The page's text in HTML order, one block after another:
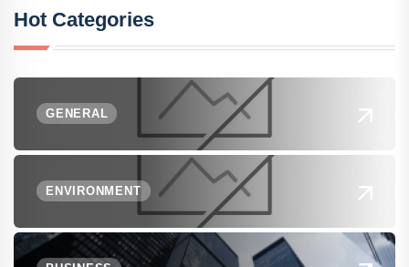
Hot Categories
GENERAL
ENVIRONMENT